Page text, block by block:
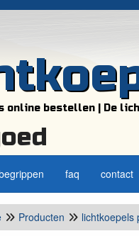
online bestellen | De
faq contact
Producten lichtkoepels